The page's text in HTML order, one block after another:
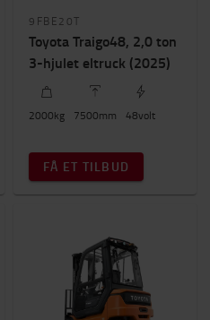
9FBE20T
Toyota Traigo48, 2,0 ton
3-hjulet eltruck (2025)
2000kg 7500mm 48volt
FÅ ET TILBUD